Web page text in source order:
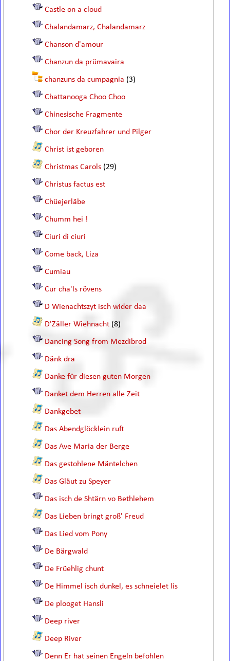
Castle on a cloud
Chalandamarz, Chalandamarz
Chanson d'amour
Chanzun da prümavaira
chanzuns da cumpagnia (3)
Chattanooga Choo Choo
Chinesische Fragmente
Chor der Kreuzfahrer und Pilger
Christ ist geboren
Christmas Carols (29)
Christus factus est
Chüejerläbe
Chumm hei !
Ciuri di ciuri
Come back, Liza
Cumiau
Cur cha'ls rövens
D Wienachtszyt isch wider daa
D'Zäller Wiehnacht (8)
Dancing Song from Mezdibrod
Dänk dra
Danke für diesen guten Morgen
Danket dem Herren alle Zeit
Dankgebet
Das Abendglöcklein ruft
Das Ave Maria der Berge
Das gestohlene Mäntelchen
Das Gläut zu Speyer
Das isch de Shtärn vo Bethlehem
Das Lieben bringt groß' Freud
Das Lied vom Pony
De Bärgwald
De Früehlig chunt
De Himmel isch dunkel, es schneielet lis
De plooget Hansli
Deep river
Deep River
Denn Er hat seinen Engeln befohlen